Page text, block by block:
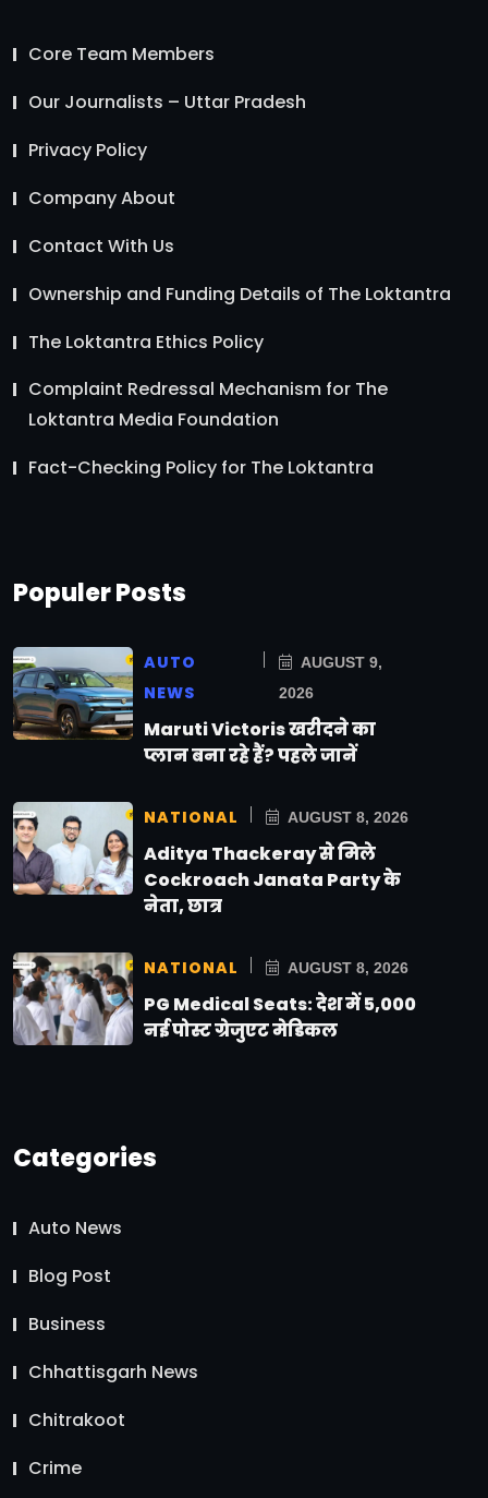
Core Team Members
Our Journalists – Uttar Pradesh
Privacy Policy
Company About
Contact With Us
Ownership and Funding Details of The Loktantra
The Loktantra Ethics Policy
Complaint Redressal Mechanism for The
Loktantra Media Foundation
Fact-Checking Policy for The Loktantra
Populer Posts
AUTO
NEWS
AUGUST 9,
2026
Maruti Victoris खरीदने का
प्लान बना रहे हैं? पहले जानें
NATIONAL AUGUST 8, 2026
Aditya Thackeray से मिले
Cockroach Janata Party के
नेता, छात्र
NATIONAL AUGUST 8, 2026
PG Medical Seats: देश में 5,000
नई पोस्ट ग्रेजुएट मेडिकल
Categories
Auto News
Blog Post
Business
Chhattisgarh News
Chitrakoot
Crime